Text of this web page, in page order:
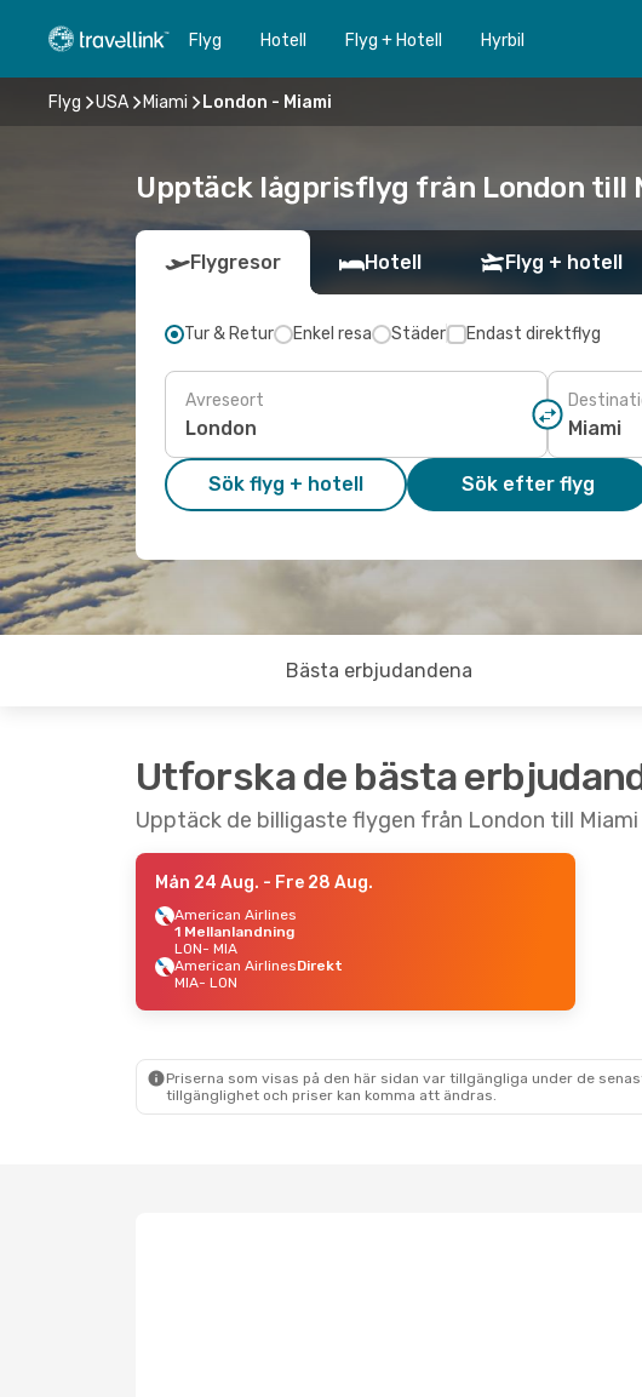
Flyg Hotell Flyg + Hotell Hyrbil
Flyg USA Miami London - Miami
Upptäck lågprisflyg från London till
Flygresor Hotell Flyg + hotell
Tur & Retur Enkel resa Städer Endast direktflyg
Avreseort
Sök flyg + hotell Sök efter flyg
Bästa erbjudandena
Utforska de bästa
Upptäck de billigaste flygen från London till Miami
Mån 24 Aug. - Fre 28 Aug.
American Airlines
1 Mellanlandning
LON- MIA
American AirlinesDirekt
MIA- LON
Priserna som visas på den här sidan var tillgängliga under de
tillgänglighet och priser kan komma att ändras.